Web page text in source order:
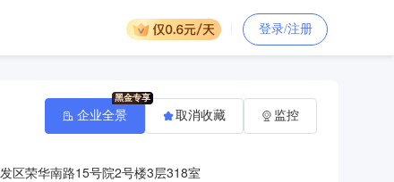
登录/注册
区荣华南路15号院2号楼3层318室
企业全景 取消收藏 监控